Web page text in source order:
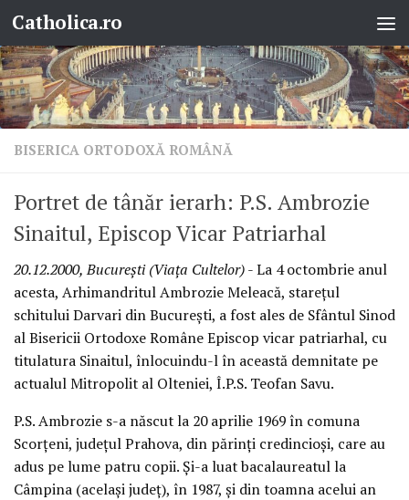
Skip to content
Catholica.ro
BISERICA ORTODOXĂ ROMÂNĂ
Portret de tânăr ierarh: P.S. Ambrozie
Sinaitul, Episcop Vicar Patriarhal
20.12.2000, Bucureşti (Viaţa Cultelor)- La 4 octombrie anul
acesta, Arhimandritul Ambrozie Meleacă, stareţul
schitului Darvari din Bucureşti, a fost ales de Sfântul Sinod
al Bisericii Ortodoxe Române Episcop vicar patriarhal, cu
titulatura Sinaitul, înlocuindu-l în această demnitate pe
actualul Mitropolit al Olteniei, Î.P.S. Teofan Savu.
P.S. Ambrozie s-a născut la 20 aprilie 1969 în comuna
Scorţeni, judeţul Prahova, din părinţi credincioşi, care au
adus pe lume patru copii. Şi-a luat bacalaureatul la
Câmpina (acelaşi judeţ), în 1987, şi din toamna acelui an